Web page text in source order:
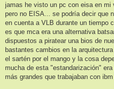
jamas he visto un pc con eisa en
pero no EISA... se podría decir que
en cuenta a VLB durante un tiempo
es que mca era una alternativa
dispuestos a piratear una bios de
bastantes cambios en la
el sartén por el mango y la cosa
mucha de esta "estandarización"
más grandes que trabajaban con ibm